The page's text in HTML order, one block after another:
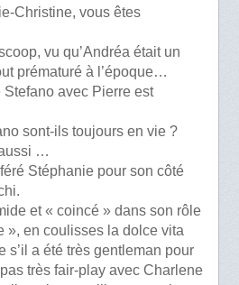
Christine, vous êtes
vu qu’Andréa était un
prématuré à l’époque…
avec Pierre est
sont-ils toujours en vie ?
…
Stéphanie pour son côté
et « coincé » dans son rôle
», en coulisses la dolce vita
a été très gentleman pour
très fair-play avec Charlene